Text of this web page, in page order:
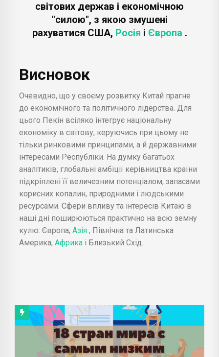
світових держав і економічною
"силою", з якою змушені
рахуватися США, Росія і Європа .
Висновок
Очевидно, що у своєму розвитку Китай прагне
до економічного та політичного лідерства. Для
цього Пекін всіляко інтегрує національну
економіку в світову, керуючись при цьому не
тільки ринковими принципами, а й державними
інтересами Республіки. На думку багатьох
аналітиків, глобальні амбіції керівництва країни
підкріплені її величезним потенціалом, запасами
корисних копалин, природними і людськими
ресурсами. Сфери впливу та інтересів Китаю в
наші дні поширюються практично на всю земну
кулю: Європа, Азія , Північна та Латинська
Америка, Африка і Близький Схід.